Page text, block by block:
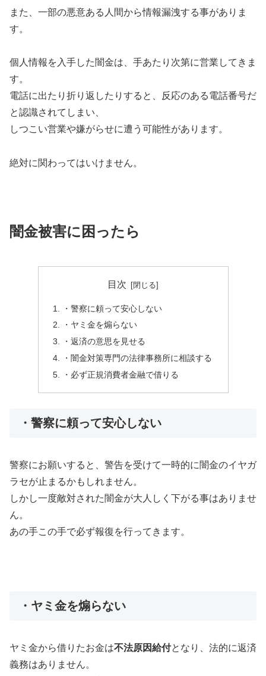
また、一部の悪意ある人間から情報漏洩する事がありま
す。
個人情報を入手した闇金は、手あたり次第に営業してきま
す。
電話に出たり折り返したりすると、反応のある電話番号だ
と認識されてしまい、
しつこい営業や嫌がらせに遭う可能性があります。
絶対に関わってはいけません。
闇金被害に困ったら
目次
・警察に頼って安心しない
・ヤミ金を煽らない
・返済の意思を見せる
・闇金対策専門の法律事務所に相談する
・必ず正規消費者金融で借りる
・警察に頼って安心しない
警察にお願いすると、警告を受けて一時的に闇金のイヤガ
ラセが止まるかもしれません。
しかし一度敵対された闇金が大人しく下がる事はありませ
ん。
あの手この手で必ず報復を行ってきます。
・ヤミ金を煽らない
ヤミ金から借りたお金は不法原因給付となり、法的に返済
義務はありません。